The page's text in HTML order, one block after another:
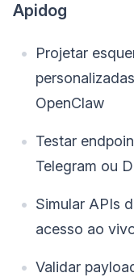
Apidog
Projetar
OpenClaw
Testar
Telegram ou
Simular APIs
acesso ao
Validar